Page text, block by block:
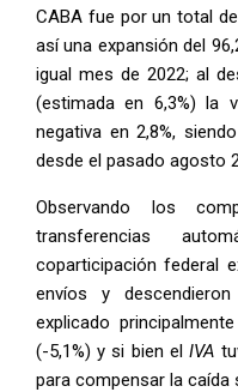
CABA fue por un total
así una expansión del
igual mes de 2022; al
(estimada en 6,3%) la
negativa en 2,8%,
desde el pasado agosto
Observando los
transferencias
coparticipación federal
envíos y
explicado
(-5,1%) y si bien el IVA
para compensar la caída